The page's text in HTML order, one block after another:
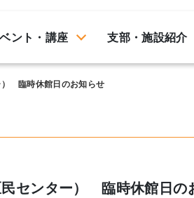
ント・講座 支部・施設紹介
） 臨時休館日のお知らせ
センター） 臨時休館日の